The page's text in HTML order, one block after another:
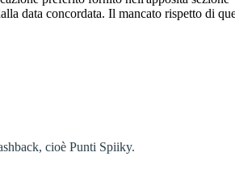
data concordata. Il mancato rispetto di
cioè Punti Spiiky.